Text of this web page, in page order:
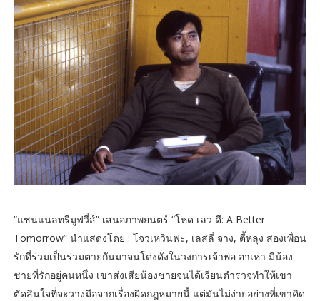
“แชนแนลทรีมูฟวี่ส์” เสนอภาพยนตร์ “โหด เลว ดี: A Better
Tomorrow” นำแสดงโดย : โจวเหวินฟะ, เลสลี่ จาง, ตี้หลุง สองเพื่อน
รักที่ร่วมเป็นร่วมตายกันมาจนโด่งดังในวงการเจ้าพ่อ อาเห่า มีน้อง
ชายที่รักอยู่คนหนึ่ง เขาส่งเสียน้องชายจนได้เรียนตำรวจทำให้เขา
ตัดสินใจที่จะวางมือจากเรื่องผิดกฎหมายนี้ แต่มันไม่ง่ายอย่างที่เขาคิด